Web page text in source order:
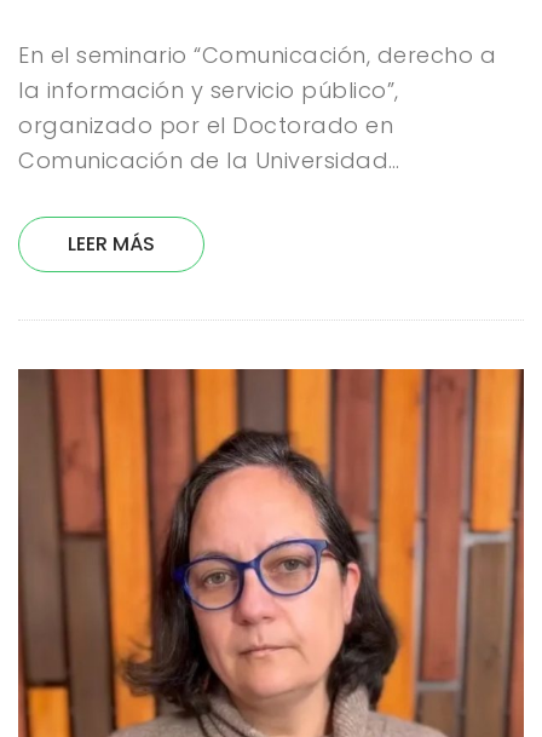
En el seminario “Comunicación, derecho a
la información y servicio público”,
organizado por el Doctorado en
Comunicación de la Universidad…
LEER MÁS